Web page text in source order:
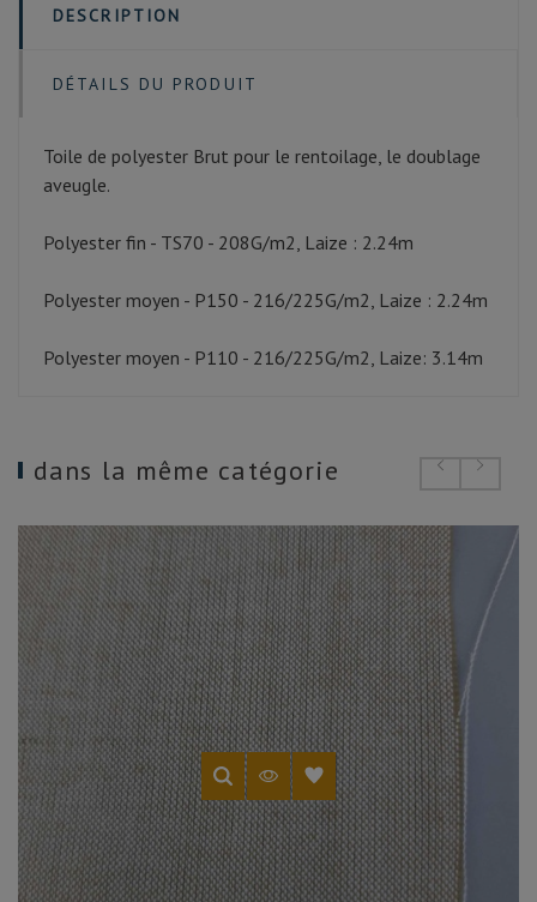
DESCRIPTION
DÉTAILS DU PRODUIT
Toile de polyester Brut pour le rentoilage, le doublage
aveugle.
Polyester fin - TS70 - 208G/m2, Laize : 2.24m
Polyester moyen - P150 - 216/225G/m2, Laize : 2.24m
Polyester moyen - P110 - 216/225G/m2, Laize: 3.14m
dans la même catégorie